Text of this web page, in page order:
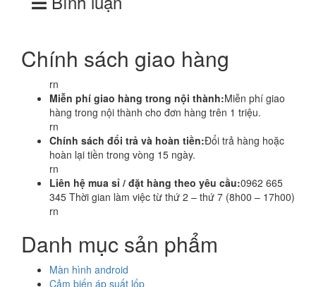
Chính sách giao hàng
rn
Miễn phí giao hàng trong nội thành:Miễn phí giao
hàng trong nội thành cho đơn hàng trên 1 triệu.
rn
Chính sách đổi trả và hoàn tiền:Đổi trả hàng hoặc
hoàn lại tiền trong vòng 15 ngày.
rn
Liên hệ mua sỉ / đặt hàng theo yêu cầu:0962 665
345 Thời gian làm việc từ thứ 2 – thứ 7 (8h00 – 17h00)
rn
Danh mục sản phẩm
Màn hình android
Cảm biến áp suất lốp